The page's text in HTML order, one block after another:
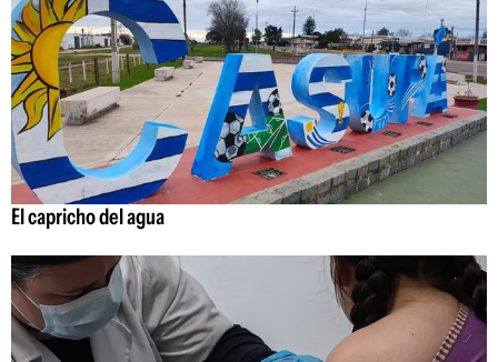
El capricho del agua